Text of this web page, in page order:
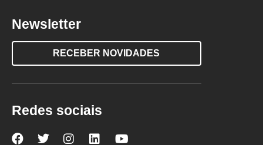
Newsletter
RECEBER NOVIDADES
Redes sociais
NovaNova Nova Nova